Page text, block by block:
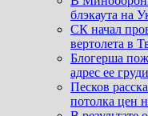
блэкаута на
СК начал
вертолета в
Блогерша
адрес ее
Песков
потолка цен